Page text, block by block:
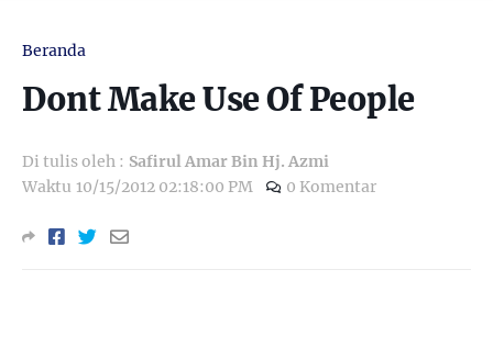
Beranda
Dont Make Use Of People
Di tulis oleh : Safirul Amar Bin Hj. Azmi
Waktu 10/15/2012 02:18:00 PM 0 Komentar